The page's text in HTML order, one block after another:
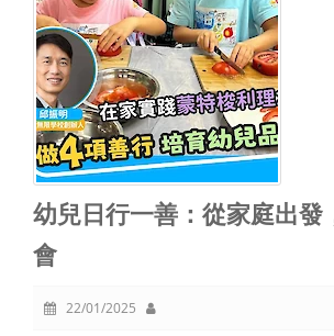
幼兒日行一善：從家庭出發
會
22/01/2025